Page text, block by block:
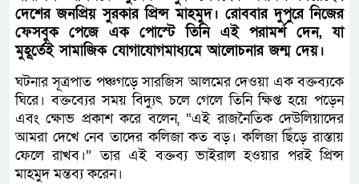
দেশের জনপ্রিয় সুরকার প্রিন্স মাহমুদ। রোববার দুপুরে নিজের
ফেসবুক পেজে এক পোস্টে তিনি এই পরামর্শ দেন, যা
মুহূর্তেই সামাজিক যোগাযোগমাধ্যমে আলোচনার জন্ম দেয়।
ঘটনার সূত্রপাত পঞ্চগড়ে সারজিস আলমের দেওয়া এক বক্তব্যকে
ঘিরে। বক্তব্যের সময় বিদ্যুৎ চলে গেলে তিনি ক্ষিপ্ত হয়ে পড়েন
এবং ক্ষোভ প্রকাশ করে বলেন, “এই রাজনৈতিক দেউলিয়াদের
আমরা দেখে নেব তাদের কলিজা কত বড়। কলিজা ছিঁড়ে রাস্তায়
ফেলে রাখব।” তার এই বক্তব্য ভাইরাল হওয়ার পরই প্রিন্স
মাহমুদ মন্তব্য করেন।